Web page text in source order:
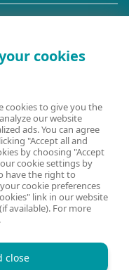
cookies
cookies to give you the
our website
ads. You can agree
"Accept all and
by choosing "Accept
cookie settings by
have the right to
cookie preferences
link in our website
available). For more
close